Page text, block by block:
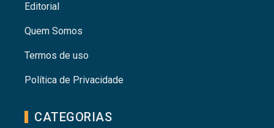
Editorial
Quem Somos
Termos de uso
Política de Privacidade
CATEGORIAS